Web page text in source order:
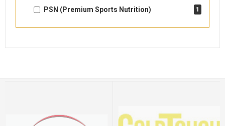
PSN (Premium Sports Nutrition) 1